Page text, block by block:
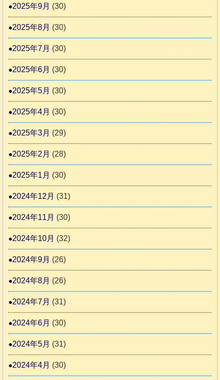
2025年9月 (30)
2025年8月 (30)
2025年7月 (30)
2025年6月 (30)
2025年5月 (30)
2025年4月 (30)
2025年3月 (29)
2025年2月 (28)
2025年1月 (30)
2024年12月 (31)
2024年11月 (30)
2024年10月 (32)
2024年9月 (26)
2024年8月 (26)
2024年7月 (31)
2024年6月 (30)
2024年5月 (31)
2024年4月 (30)